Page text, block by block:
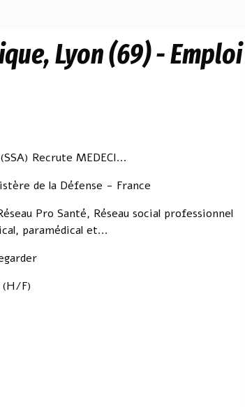
Lyon (69) - Emploi
Recrute MEDECI...
de la Défense - France
Pro Santé, Réseau social professionnel
paramédical et...
(H/F)